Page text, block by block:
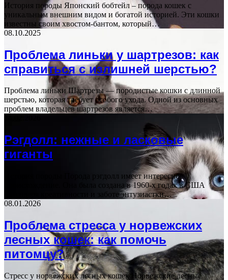
История породы Японский бобтейл – порода кошек с
уникальным внешним видом и богатой историей. Эти кошки
известны своим хвостом-бантом, который…
08.10.2025
Проблема линьки у шартрезов: как
справиться с излишней шерстью?
Проблема линьки Шартрезы — породистые кошки с длинной
шерстью, которая требует особого ухода. Одной из основных
проблем владельцев шартрезов является…
Рэгдолл: нежные и ласковые
гиганты
История породы Порода рэгдолл имеет интересное
происхождение. Она была создана в 1960-х годах в США
благодаря креативности и заботе энтузиастки…
08.01.2026
Проблема стресса у норвежских
лесных кошек: как помочь
питомцу?
Стресс у норвежских лесных кошек Норвежские лесные